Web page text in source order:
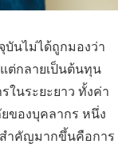
บันไม่ได้ถูกมองว่า
ต่กลายเป็นต้นทุน
ในระยะยาว ทั้งค่า
ของบุคลากร หนึ่ง
ำคัญมากขึ้นคือการ